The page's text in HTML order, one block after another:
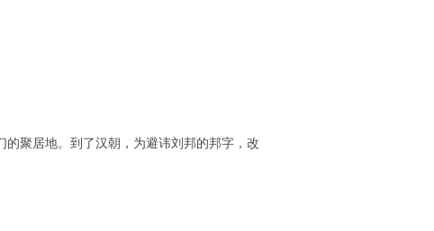
的聚居地。到了汉朝，为避讳刘邦的邦字，改